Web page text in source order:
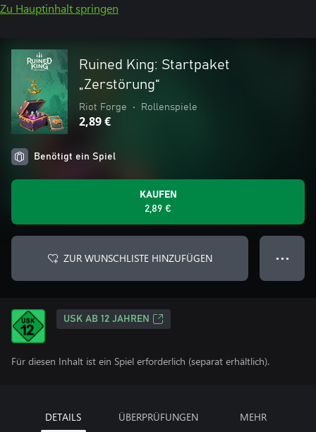
Zu Hauptinhalt springen
Ruined King: Startpaket
„Zerstörung“
Riot Forge • Rollenspiele
2,89 €
Benötigt ein Spiel
KAUFEN
2,89 €
ZUR WUNSCHLISTE HINZUFÜGEN ● ● ●
USK AB 12 JAHREN
Für diesen Inhalt ist ein Spiel erforderlich (separat erhältlich).
DETAILS ÜBERPRÜFUNGEN MEHR